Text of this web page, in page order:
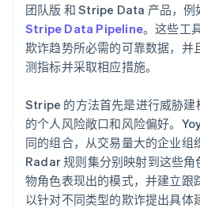
团队版 和 Stripe Data 产品，例
Stripe Data Pipeline。这些工
欺诈趋势所必需的可靠数据，并
测指标并采取相应措施。
Stripe 的方法首先是进行威胁建
的个人风险敞口和风险偏好。
同的组合，从交易量大的企业组
Radar 规则集分别映射到这些角
物角色表现出的模式，并建立
以针对不同类型的欺诈提出具体